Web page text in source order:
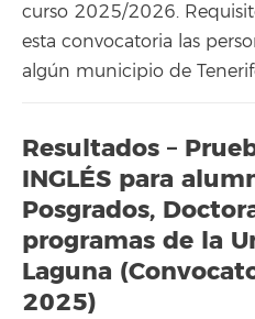
curso 2025/2026.
esta convocatoria las
algún municipio de
Resultados –
INGLÉS para
Posgrados,
programas de la
Laguna
2025)